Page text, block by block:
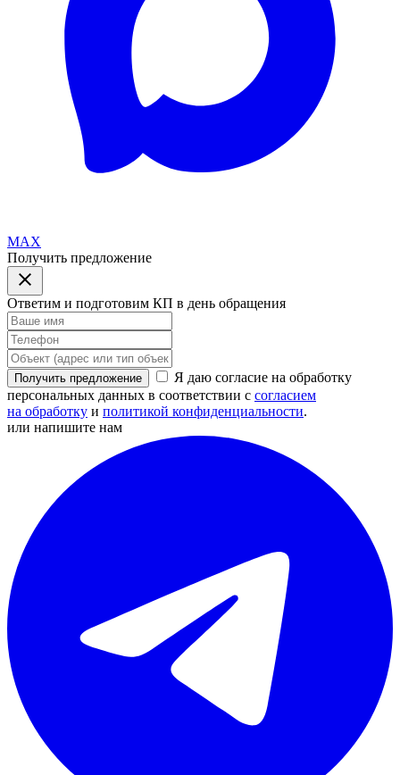
MAX
Получить предложение
Ответим и подготовим КП в день обращения
Получить предложение
Я даю согласие на обработку
персональных данных в соответствии с согласием
на обработку и политикой конфиденциальности.
или напишите нам